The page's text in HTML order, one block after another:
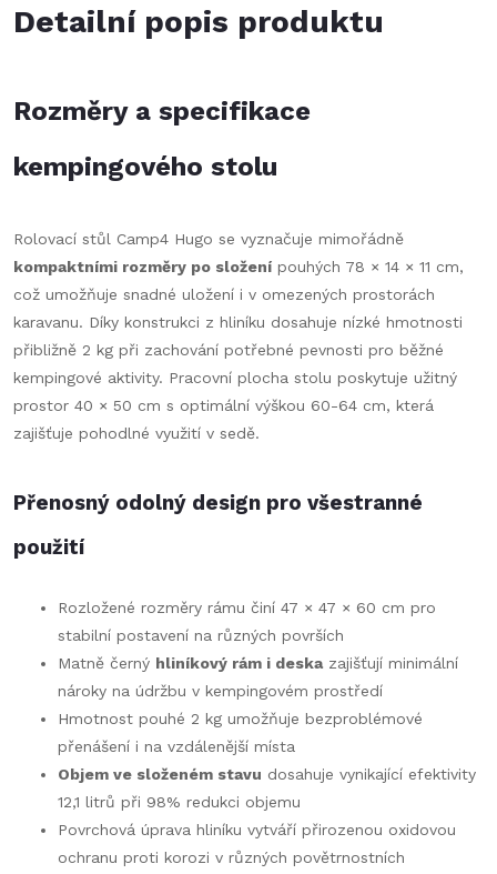
Detailní popis produktu
Rozměry a specifikace
kempingového stolu
Rolovací stůl Camp4 Hugo se vyznačuje mimořádně
kompaktními rozměry po složení pouhých 78 × 14 × 11 cm,
což umožňuje snadné uložení i v omezených prostorách
karavanu. Díky konstrukci z hliníku dosahuje nízké hmotnosti
přibližně 2 kg při zachování potřebné pevnosti pro běžné
kempingové aktivity. Pracovní plocha stolu poskytuje užitný
prostor 40 × 50 cm s optimální výškou 60-64 cm, která
zajišťuje pohodlné využití v sedě.
Přenosný odolný design pro všestranné
použití
Rozložené rozměry rámu činí 47 × 47 × 60 cm pro
stabilní postavení na různých površích
Matně černý hliníkový rám i deskazajišťují minimální
nároky na údržbu v kempingovém prostředí
Hmotnost pouhé 2 kg umožňuje bezproblémové
přenášení i na vzdálenější místa
Objem ve složeném stavu dosahuje vynikající efektivity
12,1 litrů při 98% redukci objemu
Povrchová úprava hliníku vytváří přirozenou oxidovou
ochranu proti korozi v různých povětrnostních